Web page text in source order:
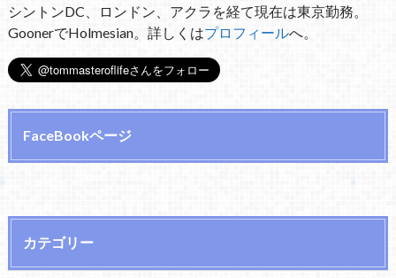
シントンDC、ロンドン、アクラを経て現在は東京勤務。
GoonerでHolmesian。詳しくはプロフィールへ。
FaceBookページ
カテゴリー